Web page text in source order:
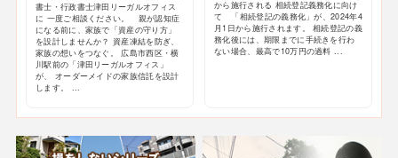
書士・行政書士津田リーガルオフィス
に 一度ご相談ください。 親が認知症
になる前に、家族で「資産の守り方」
を設計しませんか？ 資産凍結を防ぎ、
家族の想いをつなぐ。 広島市西区・横
川駅前の「津田リーガルオフィス」
が、 オーダーメイドの家族信託を設計
します。 ...
から施行される 相続登記義務化に向け
て 「相続登記の義務化」が、2024年4
月1日から施行されます。 相続登記の義
務化後には、期限までに手続きを行わ
ない場合、最高で10万円の過料 ...